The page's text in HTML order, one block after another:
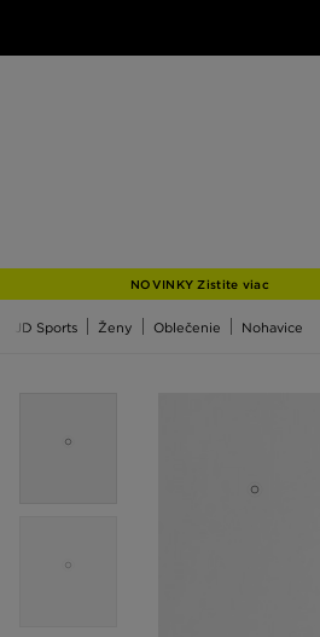
NOVINKY Zistite viac
JD Sports Ženy Oblečenie Nohavice